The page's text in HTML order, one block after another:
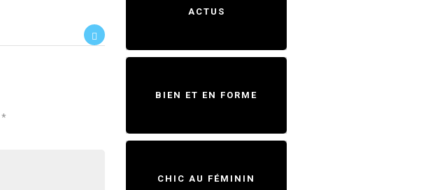
*
ACTUS
BIEN ET EN FORME
CHIC AU FÉMININ